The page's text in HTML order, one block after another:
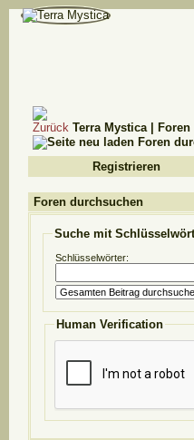
Terra Mystica | Foren
Foren
Registrieren
Foren durchsuchen
Suche mit
Schlüsselwörter:
Human Verification